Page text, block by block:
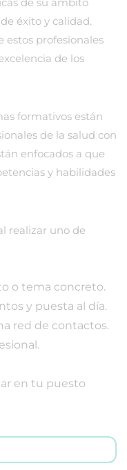
éxito y calidad.
estos profesionales
de los
formativos están
de la salud con
enfocados a que
y habilidades
realizar uno de
o tema concreto.
y puesta al día.
red de contactos.
en tu puesto